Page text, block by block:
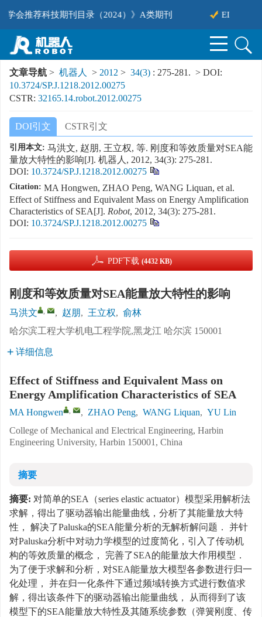
会推荐科技期刊目录（2024）》A类期刊 EI
文章导航 > 机器人 > 2012 > 34(3) : 275-281. > DOI:
10.3724/SP.J.1218.2012.00275
CSTR: 32165.14.robot.2012.00275
DOI引文 CSTR引文
引用本文: 马洪文, 赵朋, 王立权, 等. 刚度和等效质量对SEA能
量放大特性的影响[J]. 机器人, 2012, 34(3): 275-281.
DOI: 10.3724/SP.J.1218.2012.00275
Citation: MA Hongwen, ZHAO Peng, WANG Liquan, et al.
Effect of Stiffness and Equivalent Mass on Energy Amplification
Characteristics of SEA[J]. Robot, 2012, 34(3): 275-281.
DOI: 10.3724/SP.J.1218.2012.00275
PDF下载 (4432 KB)
刚度和等效质量对SEA能量放大特性的影响
马洪文 , , 赵朋, 王立权, 俞林
哈尔滨工程大学机电工程学院,黑龙江 哈尔滨 150001
详细信息
Effect of Stiffness and Equivalent Mass on
Energy Amplification Characteristics of SEA
MA Hongwen , , ZHAO Peng, WANG Liquan, YU Lin
College of Mechanical and Electrical Engineering, Harbin
Engineering University, Harbin 150001, China
摘要
摘要: 对简单的SEA（series elastic actuator）模型采用解析法
求解，得出了驱动器输出能量曲线，分析了其能量放大特
性， 解决了Paluska的SEA能量分析的无解析解问题． 并针
对Paluska分析中对动力学模型的过度简化，引入了传动机
构的等效质量的概念， 完善了SEA的能量放大作用模型．
为了便于求解和分析，对SEA能量放大模型各参数进行归一
化处理， 并在归一化条件下通过频域转换方式进行数值求
解，得出该条件下的驱动器输出能量曲线， 从而得到了该
模型下的SEA能量放大特性及其随系统参数（弹簧刚度、传